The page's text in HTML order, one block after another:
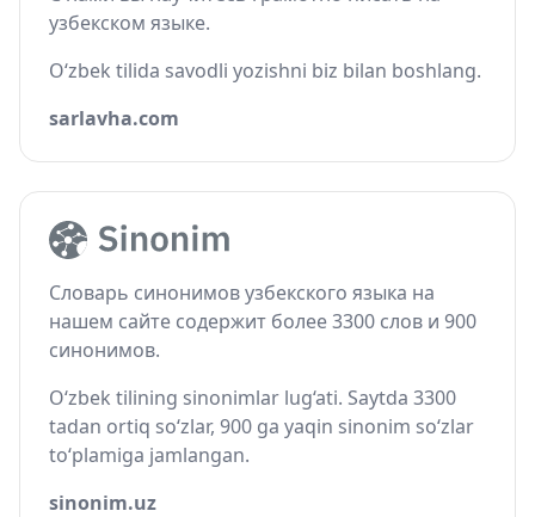
узбекском языке.
O‘zbek tilida savodli yozishni biz bilan boshlang.
sarlavha.com
Словарь синонимов узбекского языка на
нашем сайте содержит более 3300 слов и 900
синонимов.
O‘zbek tilining sinonimlar lug‘ati. Saytda 3300
tadan ortiq so‘zlar, 900 ga yaqin sinonim so‘zlar
to‘plamiga jamlangan.
sinonim.uz